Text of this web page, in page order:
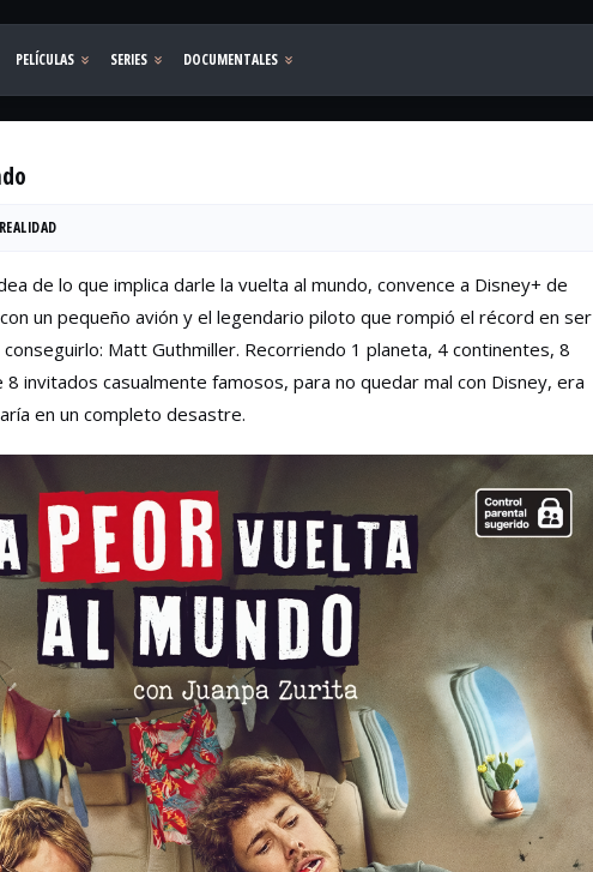
de lo que implica darle la vuelta al mundo, convence a Disney+ de
un pequeño avión y el legendario piloto que rompió el récord en ser
Matt Guthmiller. Recorriendo 1 planeta, 4 continentes, 8
invitados casualmente famosos, para no quedar mal con Disney, era
en un completo desastre.